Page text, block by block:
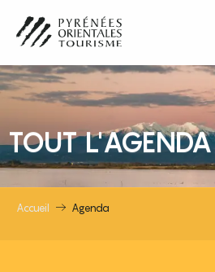
contenu
principal
TOUT L'AGENDA
Accueil Agenda